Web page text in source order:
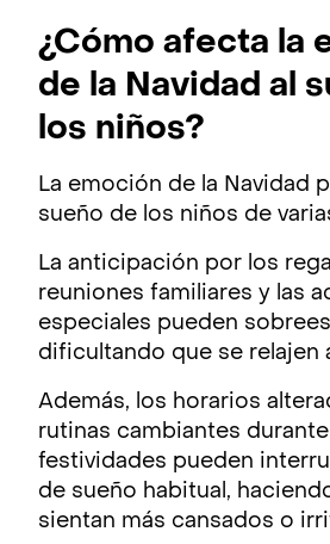
¿Cómo afecta la
de la Navidad al
los niños?
La emoción de la Navidad
sueño de los niños de
La anticipación por los
reuniones familiares y las
especiales pueden
dificultando que se relajen
Además, los horarios
rutinas cambiantes durante
festividades pueden
de sueño habitual,
sientan más cansados o